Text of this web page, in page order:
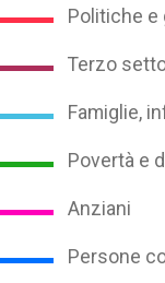
Politiche e
Terzo
Famiglie,
Povertà e
Anziani
Persone